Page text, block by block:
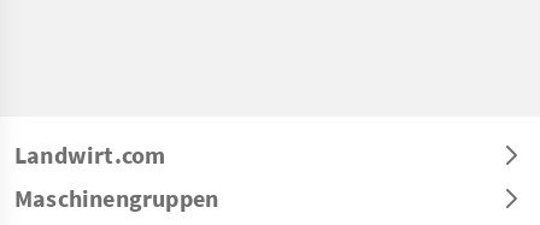
Landwirt.com
Maschinengruppen